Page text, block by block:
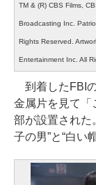
TM & (R) CBS Films,
Broadcasting Inc.
Rights Reserved.
Entertainment Inc. All
到着したFBI
金属片を見て「
部が設置された
子の男”と“白い